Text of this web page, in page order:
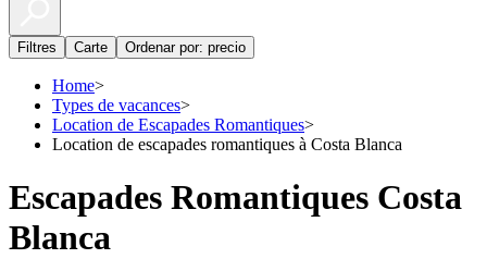
Filtres Carte Ordenar por: precio
Home>
Types de vacances>
Location de Escapades Romantiques>
Location de escapades romantiques à Costa Blanca
Escapades Romantiques Costa
Blanca